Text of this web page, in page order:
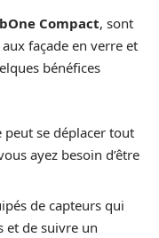
Compact, sont
façade en verre et
bénéfices
se déplacer tout
ayez besoin d’être
de capteurs qui
et de suivre un